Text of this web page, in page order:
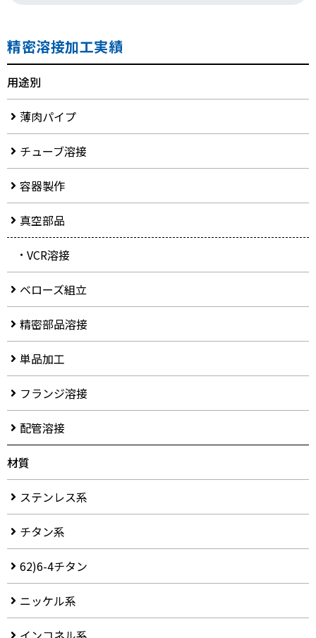
精密溶接加工実績
用途別
薄肉パイプ
チューブ溶接
容器製作
真空部品
VCR溶接
ベローズ組立
精密部品溶接
単品加工
フランジ溶接
配管溶接
材質
ステンレス系
チタン系
62)6-4チタン
ニッケル系